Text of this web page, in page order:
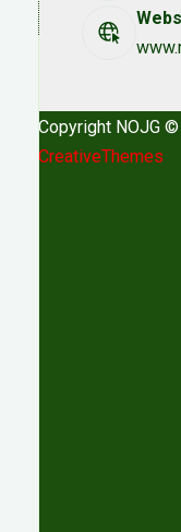
Copyright NOJG
CreativeThemes